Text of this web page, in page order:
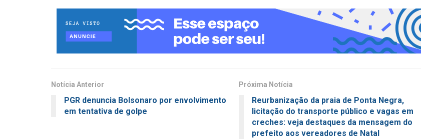
Notícia Anterior
PGR denuncia Bolsonaro por envolvimento
em tentativa de golpe
Próxima Notícia
Reurbanização da praia de Ponta Negra,
licitação do transporte público e vagas em
creches: veja destaques da mensagem do
prefeito aos vereadores de Natal